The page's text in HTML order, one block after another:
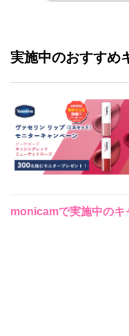
実施中のおすすめ
monicamで実施中のキ